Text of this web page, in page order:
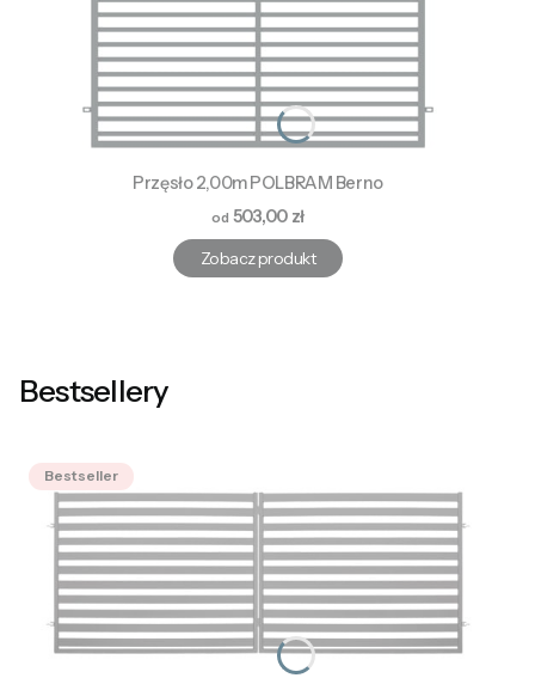
Przęsło 2,00m POLBRAM Berno
Cena503,00 zł
Zobacz produkt
Bestsellery
Bestseller